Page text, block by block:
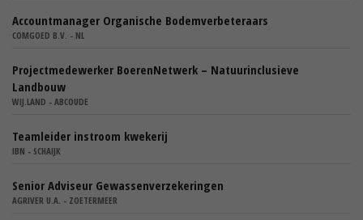
Accountmanager Organische Bodemverbeteraars
COMGOED B.V. - NL
Projectmedewerker BoerenNetwerk – Natuurinclusieve
Landbouw
WIJ.LAND - ABCOUDE
Teamleider instroom kwekerij
IBN - SCHAIJK
Senior Adviseur Gewassenverzekeringen
AGRIVER U.A. - ZOETERMEER